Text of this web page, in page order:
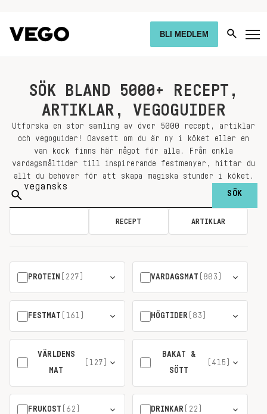
BLI MEDLEM
SÖK BLAND 5000+ RECEPT,
ARTIKLAR, VEGOGUIDER
Utforska en stor samling av över 5000 recept, artiklar
och vegoguider! Oavsett om du är ny i köket eller en
van kock finns här något för alla. Från enkla
vardagsmåltider till inspirerande festmenyer, hittar du
allt du behöver för att skapa magiska stunder i köket.
Sök
på:
RECEPT ARTIKLAR
PROTEIN (227) VARDAGSMAT (803)
FESTMAT (161) HÖGTIDER (83)
VÄRLDENS
MAT
(127)
BAKAT &
SÖTT
(415)
FRUKOST (62) DRINKAR (22)